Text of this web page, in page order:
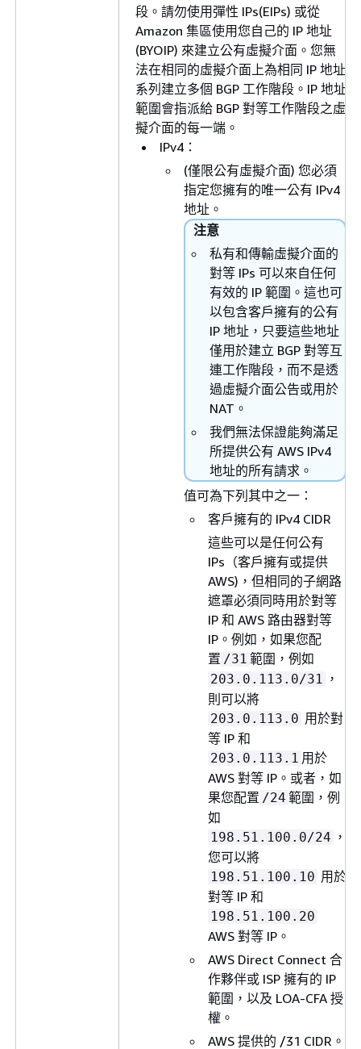
段。請勿使用彈性 IPs(EIPs) 或從
Amazon 集區使用您自己的 IP 地址
(BYOIP) 來建立公有虛擬介面。您無
法在相同的虛擬介面上為相同 IP 地址
系列建立多個 BGP 工作階段。IP 地址
範圍會指派給 BGP 對等工作階段之虛
擬介面的每一端。
IPv4：
(僅限公有虛擬介面) 您必須
指定您擁有的唯一公有 IPv4
地址。
注意
私有和傳輸虛擬介面的
對等 IPs 可以來自任何
有效的 IP 範圍。這也可
以包含客戶擁有的公有
IP 地址，只要這些地址
僅用於建立 BGP 對等互
連工作階段，而不是透
過虛擬介面公告或用於
NAT。
我們無法保證能夠滿足
所提供公有 AWS IPv4
地址的所有請求。
值可為下列其中之一：
客戶擁有的 IPv4 CIDR
這些可以是任何公有
IPs（客戶擁有或提供
AWS)，但相同的子網路
遮罩必須同時用於對等
IP 和 AWS 路由器對等
IP。例如，如果您配
置 /31 範圍，例如
203.0.113.0/31
，
則可以將
203.0.113.0 用於對
等 IP 和
203.0.113.1 用於
AWS 對等 IP。或者，如
果您配置 /24 範圍，例
如
198.51.100.0/24 ，
您可以將
198.51.100.10 用於
對等 IP 和
198.51.100.20
AWS 對等 IP。
AWS Direct Connect 合
作夥伴或 ISP 擁有的 IP
範圍，以及 LOA-CFA 授
權。
AWS 提供的 /31 CIDR。